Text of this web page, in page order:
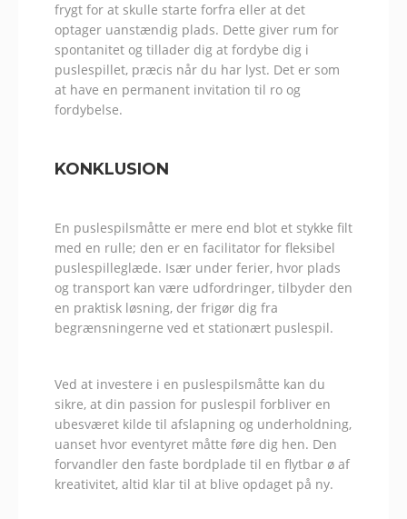
frygt for at skulle starte forfra eller at det
optager uanstændig plads. Dette giver rum for
spontanitet og tillader dig at fordybe dig i
puslespillet, præcis når du har lyst. Det er som
at have en permanent invitation til ro og
fordybelse.
KONKLUSION
En puslespilsmåtte er mere end blot et stykke filt
med en rulle; den er en facilitator for fleksibel
puslespilleglæde. Især under ferier, hvor plads
og transport kan være udfordringer, tilbyder den
en praktisk løsning, der frigør dig fra
begrænsningerne ved et stationært puslespil.
Ved at investere i en puslespilsmåtte kan du
sikre, at din passion for puslespil forbliver en
ubesværet kilde til afslapning og underholdning,
uanset hvor eventyret måtte føre dig hen. Den
forvandler den faste bordplade til en flytbar ø af
kreativitet, altid klar til at blive opdaget på ny.